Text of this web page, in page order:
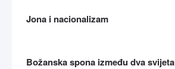
Jona i nacionalizam
Božanska spona između dva svijeta